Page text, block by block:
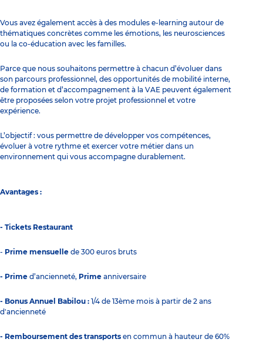
Vous avez également accès à des modules e-learning autour de
thématiques concrètes comme les émotions, les neurosciences
ou la co-éducation avec les familles.
Parce que nous souhaitons permettre à chacun d’évoluer dans
son parcours professionnel, des opportunités de mobilité interne,
de formation et d’accompagnement à la VAE peuvent également
être proposées selon votre projet professionnel et votre
expérience.
L’objectif : vous permettre de développer vos compétences,
évoluer à votre rythme et exercer votre métier dans un
environnement qui vous accompagne durablement.
Avantages :
- Tickets Restaurant
- Prime mensuelle de 300 euros bruts
- Prime d’ancienneté, Prime anniversaire
- Bonus Annuel Babilou : 1/4 de 13ème mois à partir de 2 ans
d'ancienneté
- Remboursement des transports en commun à hauteur de 60%